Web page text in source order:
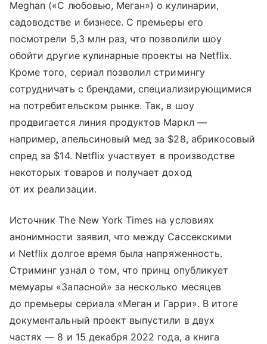
Meghan («С любовью, Меган») о кулинарии,
садоводстве и бизнесе. С премьеры его
посмотрели 5,3 млн раз, что позволили шоу
обойти другие кулинарные проекты на Netflix.
Кроме того, сериал позволил стримингу
сотрудничать с брендами, специализирующимися
на потребительском рынке. Так, в шоу
продвигается линия продуктов Маркл —
например, апельсиновый мед за $28, абрикосовый
спред за $14. Netflix участвует в производстве
некоторых товаров и получает доход
от их реализации.
Источник The New York Times на условиях
анонимности заявил, что между Сассекскими
и Netflix долгое время была напряженность.
Стриминг узнал о том, что принц опубликует
мемуары «Запасной» за несколько месяцев
до премьеры сериала «Меган и Гарри». В итоге
документальный проект выпустили в двух
частях — 8 и 15 декабря 2022 года, а книга